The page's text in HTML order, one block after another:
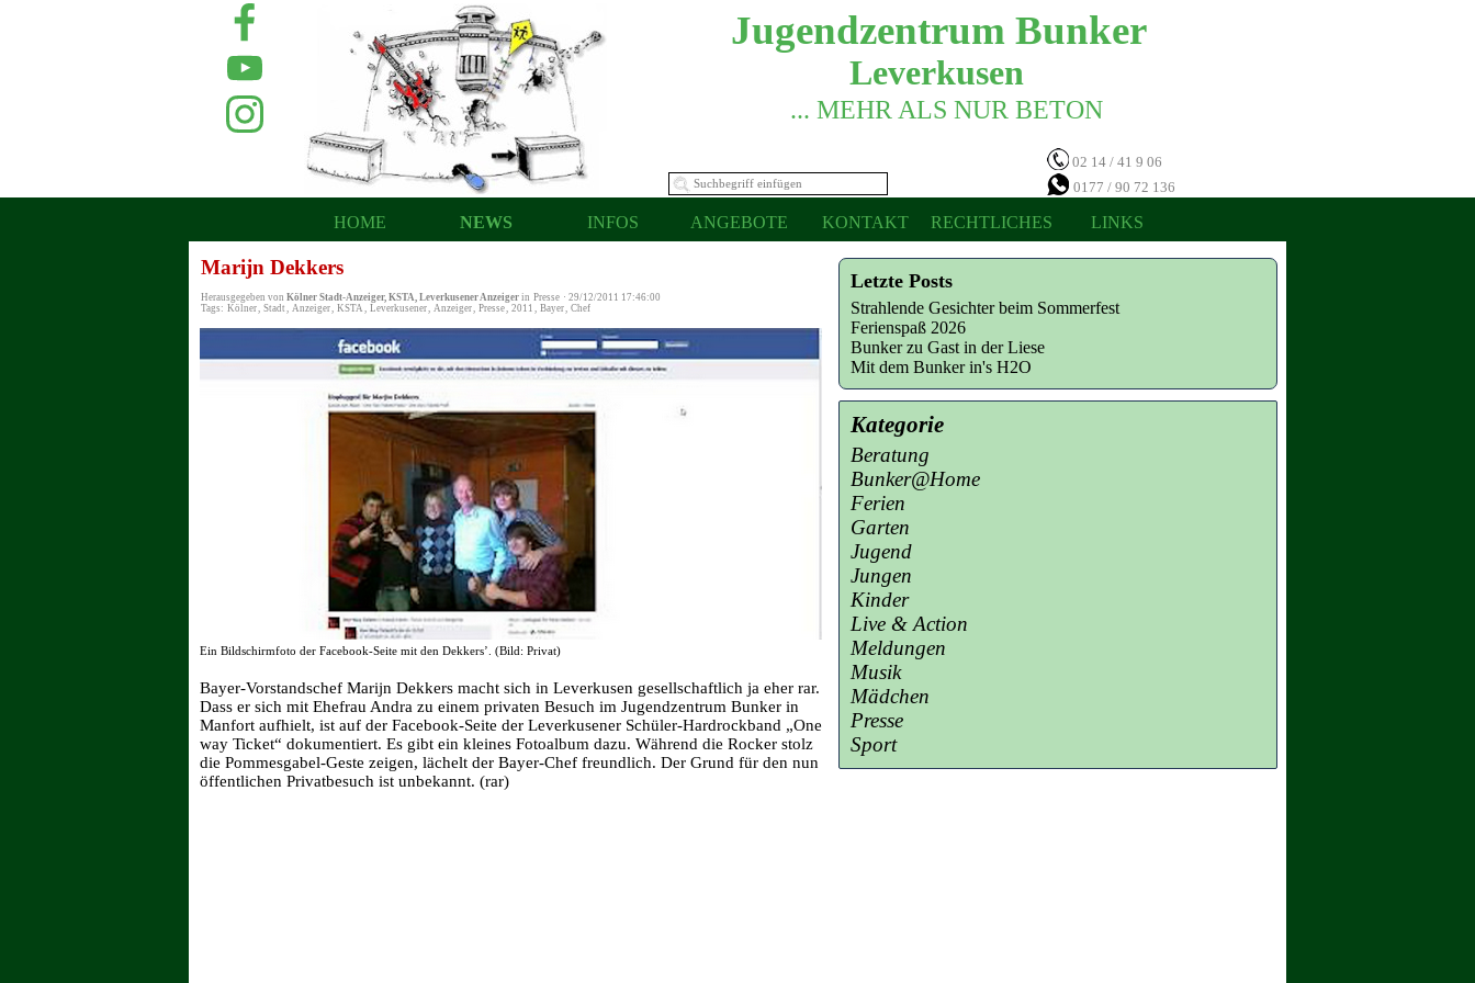
Jugendzentrum Bunker
... MEHR ALS NUR BETON
02 14 / 41 9 06
0177 / 90 72 136
Leverkusen
HOME NEWS INFOS ANGEBOTE KONTAKT RECHTLICHES LINKS
Marijn Dekkers
Herausgegeben von Kölner Stadt-Anzeiger, KSTA, Leverkusener Anzeiger in Presse · 29/12/2011 17:46:00
Tags: Kölner, Stadt , Anzeiger, KSTA , Leverkusener, Anzeiger, Presse, 2011 , Bayer, Chef
Ein Bildschirmfoto der Facebook-Seite mit den Dekkers’. (Bild: Privat)
Bayer-Vorstandschef Marijn Dekkers macht sich in Leverkusen gesellschaftlich ja eher rar.
Dass er sich mit Ehefrau Andra zu einem privaten Besuch im Jugendzentrum Bunker in
Manfort aufhielt, ist auf der Facebook-Seite der Leverkusener Schüler-Hardrockband „One
way Ticket“ dokumentiert. Es gibt ein kleines Fotoalbum dazu. Während die Rocker stolz
die Pommesgabel-Geste zeigen, lächelt der Bayer-Chef freundlich. Der Grund für den nun
öffentlichen Privatbesuch ist unbekannt. (rar)
Letzte Posts
Strahlende Gesichter beim Sommerfest
Ferienspaß 2026
Bunker zu Gast in der Liese
Mit dem Bunker in's H2O
Kategorie
Beratung
Bunker@Home
Ferien
Garten
Jugend
Jungen
Kinder
Live & Action
Meldungen
Musik
Mädchen
Presse
Sport